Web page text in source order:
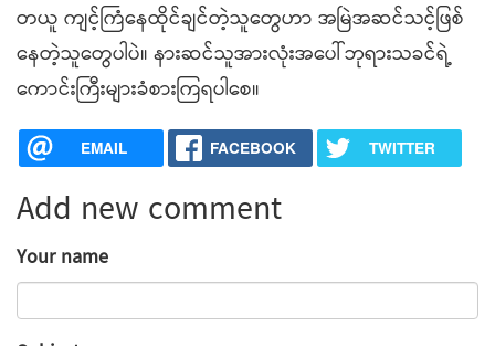
တယူ ကျင့်ကြံနေထိုင်ချင်တဲ့သူတွေဟာ အမြဲအဆင်သင့်ဖြစ်
နေတဲ့သူတွေပါပဲ။ နားဆင်သူအားလုံးအပေါ်ဘုရားသခင်ရဲ့
ကောင်းကြီးများခံစားကြရပါစေ။
EMAIL FACEBOOK TWITTER
Add new comment
Your name